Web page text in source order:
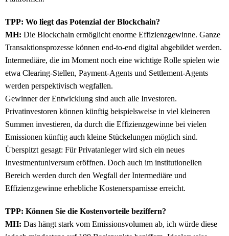
TPP: Wo liegt das Potenzial der Blockchain?
MH: Die Blockchain ermöglicht enorme Effizienzgewinne. Ganze
Transaktionsprozesse können end-to-end digital abgebildet werden.
Intermediäre, die im Moment noch eine wichtige Rolle spielen wie
etwa Clearing-Stellen, Payment-Agents und Settlement-Agents
werden perspektivisch wegfallen.
Gewinner der Entwicklung sind auch alle Investoren.
Privatinvestoren können künftig beispielsweise in viel kleineren
Summen investieren, da durch die Effizienzgewinne bei vielen
Emissionen künftig auch kleine Stückelungen möglich sind.
Überspitzt gesagt: Für Privatanleger wird sich ein neues
Investmentuniversum eröffnen. Doch auch im institutionellen
Bereich werden durch den Wegfall der Intermediäre und
Effizienzgewinne erhebliche Kostenersparnisse erreicht.
TPP: Können Sie die Kostenvorteile beziffern?
MH: Das hängt stark vom Emissionsvolumen ab, ich würde diese